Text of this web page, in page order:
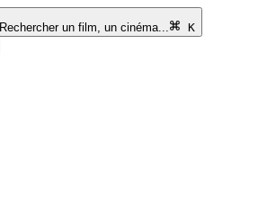
Rechercher un film, un cinéma...
K